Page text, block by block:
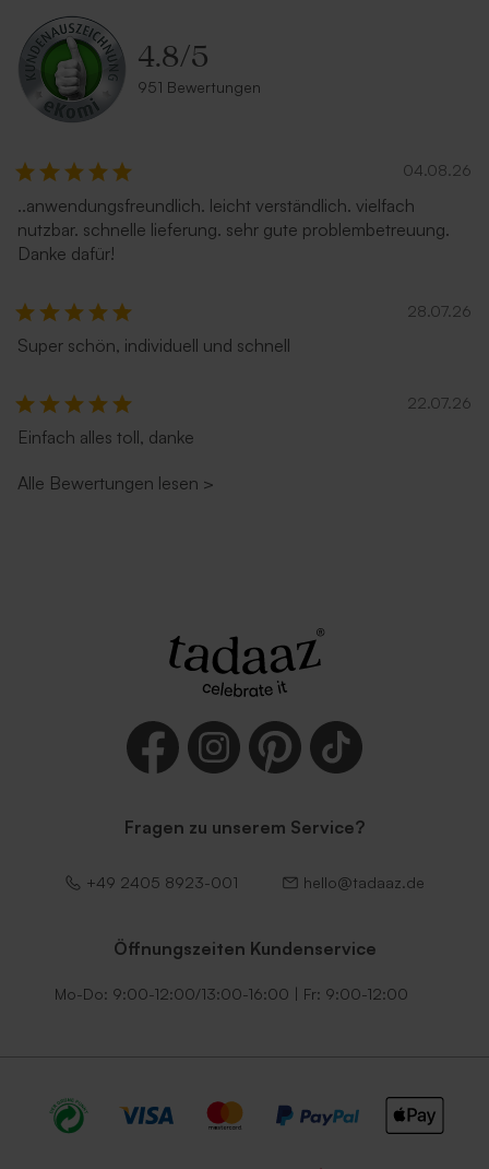
4.8/5
951 Bewertungen
04.08.26
..anwendungsfreundlich. leicht verständlich. vielfach
nutzbar. schnelle lieferung. sehr gute problembetreuung.
Danke dafür!
28.07.26
Super schön, individuell und schnell
22.07.26
Einfach alles toll, danke
Alle Bewertungen lesen >
Fragen zu unserem Service?
+49 2405 8923-001 hello@tadaaz.de
Öffnungszeiten Kundenservice
Mo-Do: 9:00-12:00/13:00-16:00 | Fr: 9:00-12:00